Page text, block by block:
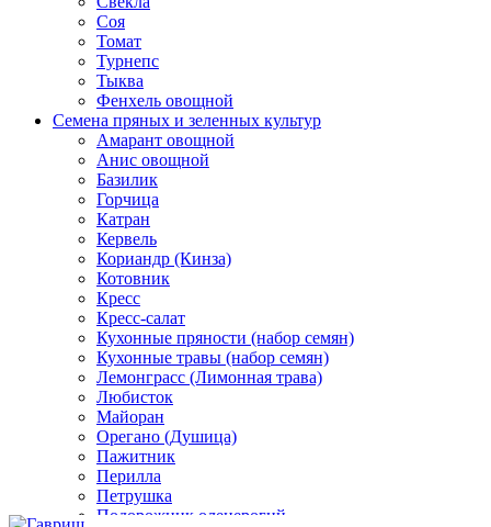
Соя
Томат
Турнепс
Тыква
Фенхель овощной
Семена пряных и зеленных культур
Амарант овощной
Анис овощной
Базилик
Горчица
Катран
Кервель
Кориандр (Кинза)
Котовник
Кресс
Кресс-салат
Кухонные пряности (набор семян)
Кухонные травы (набор семян)
Лемонграсс (Лимонная трава)
Любисток
Майоран
Орегано (Душица)
Пажитник
Перилла
Петрушка
Подорожник оленерогий